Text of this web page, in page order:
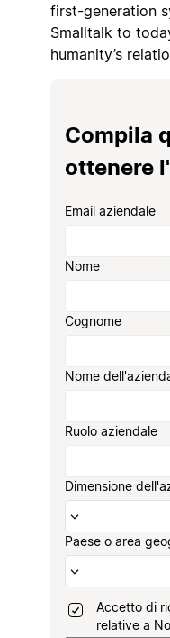
first-generation
Smalltalk to
humanity’s
Compila
ottenere
Email aziendale
Nome
Cognome
Nome
Ruolo aziendale
Dimensione
Paese o area
Accetto di
relative a